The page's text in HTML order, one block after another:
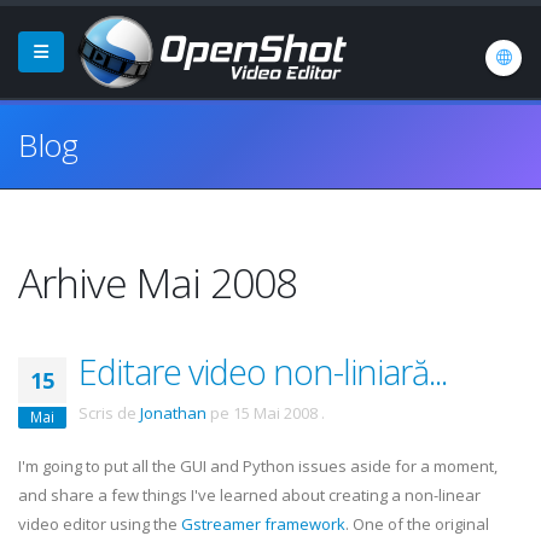
Blog
Arhive Mai 2008
15
Mai
Editare video non-liniară...
Scris de Jonathan pe 15 Mai 2008 .
I'm going to put all the GUI and Python issues aside for a moment,
and share a few things I've learned about creating a non-linear
video editor using the Gstreamerframework. One of the original